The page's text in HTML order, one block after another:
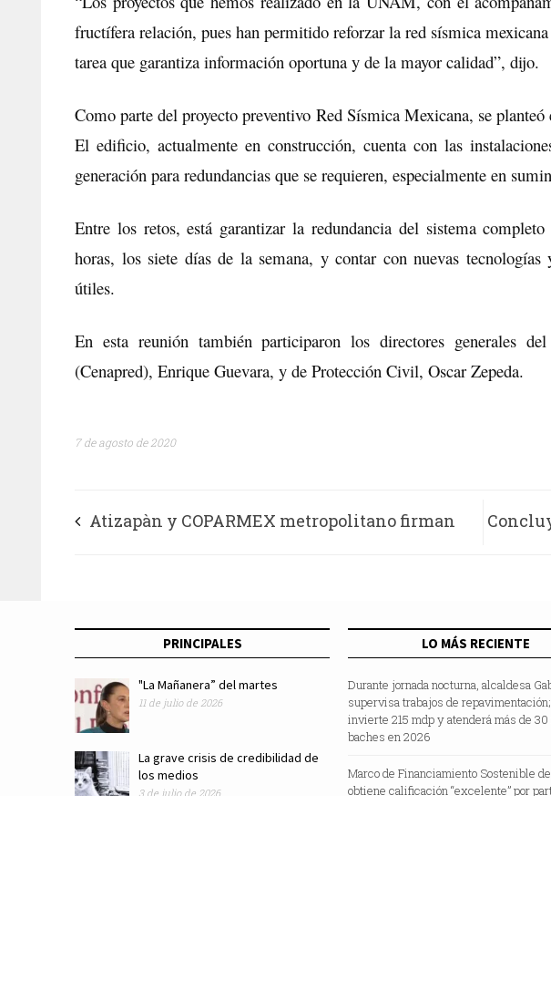
fructífera relación, pues han permitido reforzar la red sísmica
tarea que garantiza información oportuna y de la mayor calidad”, dijo.
Como parte del proyecto preventivo Red Sísmica Mexicana, se
El edificio, actualmente en construcción, cuenta con las
generación para redundancias que se requieren, especialmente en
Entre los retos, está garantizar la redundancia del sistema
horas, los siete días de la semana, y contar con nuevas
útiles.
En esta reunión también participaron los directores generales
(Cenapred), Enrique Guevara, y de Protección Civil, Oscar Zepeda.
7 de agosto de 2020
Atizapàn y COPARMEX metropolitano firman
PRINCIPALES
"La Mañanera” del martes
11 de julio de 2026
La grave crisis de credibilidad de
los medios
3 de julio de 2026
LO MÁS RECIENTE
Durante jornada nocturna, alcaldesa
supervisa trabajos de
invierte 215 mdp y atenderá más de
baches en 2026
Marco de Financiamiento Sostenible
obtiene calificación “excelente” por